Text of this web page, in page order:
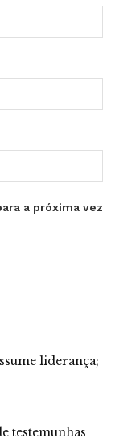
a próxima vez
liderança;
testemunhas